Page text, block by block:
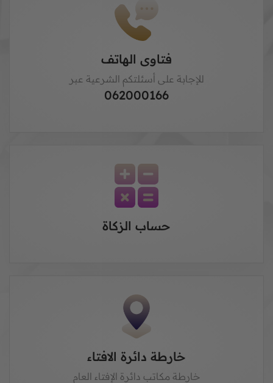
فتاوى الهاتف
للإجابة على أسئلتكم الشرعية عبر
062000166
حساب الزكاة
خارطة دائرة الافتاء
خارطة مكاتب دائرة الإفتاء العام